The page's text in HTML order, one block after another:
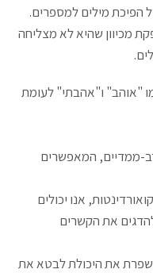
הפיכת מילים למספרים.
מכיוון שהיא לא מצליחה
"אוהב" ו"אהבתי" לעומת
רב-ממדיים, המאפשרים
אנו יכולים
את הקשרים
את היכולת לבטא את